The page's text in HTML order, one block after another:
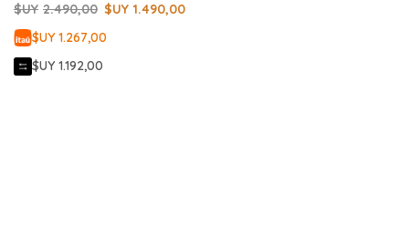
$UY 2.490,00 $UY 1.490,00
$UY 1.267,00
$UY 1.192,00